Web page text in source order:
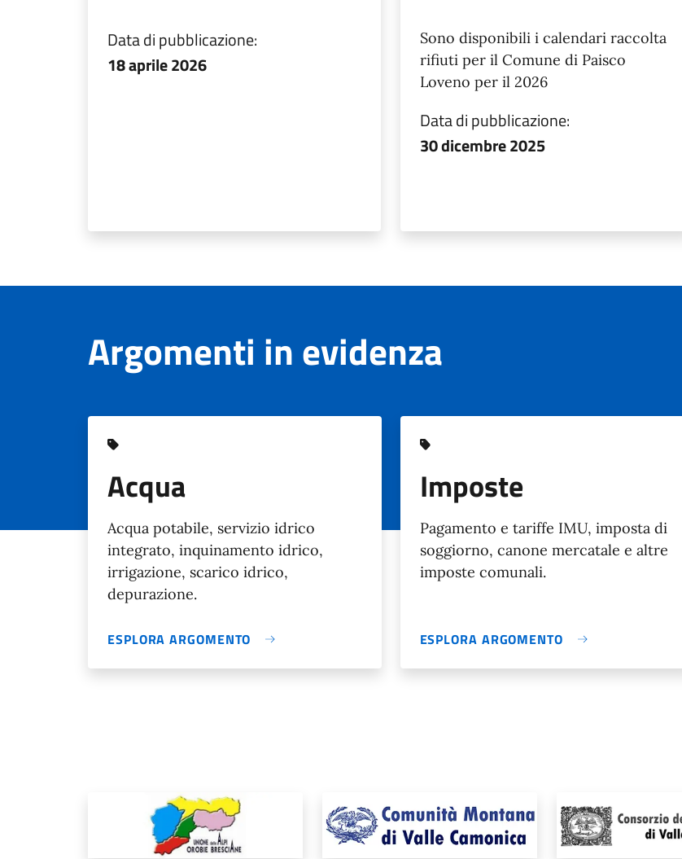
Data di pubblicazione:
18 aprile 2026
Sono disponibili i calendari raccolta
rifiuti per il Comune di Paisco
Loveno per il 2026
Data di pubblicazione:
30 dicembre 2025
Argomenti in evidenza
Acqua
Acqua potabile, servizio idrico
integrato, inquinamento idrico,
irrigazione, scarico idrico,
depurazione.
ESPLORA ARGOMENTO
Imposte
Pagamento e tariffe IMU, imposta di
soggiorno, canone mercatale e altre
imposte comunali.
ESPLORA ARGOMENTO